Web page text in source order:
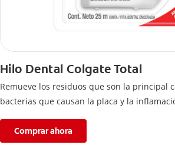
Hilo Dental Colgate Total
Remueve los residuos que son la principal
bacterias que causan la placa y la
Comprar ahora